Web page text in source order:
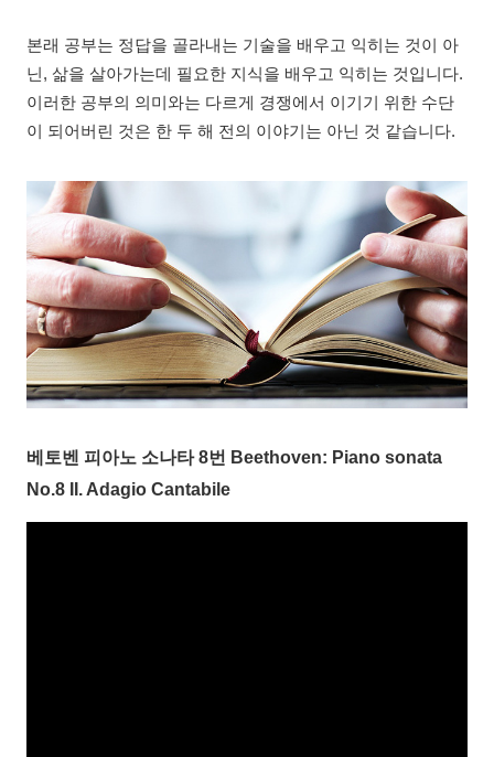
본래 공부는 정답을 골라내는 기술을 배우고 익히는 것이 아
닌, 삶을 살아가는데 필요한 지식을 배우고 익히는 것입니다.
이러한 공부의 의미와는 다르게 경쟁에서 이기기 위한 수단
이 되어버린 것은 한 두 해 전의 이야기는 아닌 것 같습니다.
베토벤 피아노 소나타 8번 Beethoven: Piano sonata
No.8 II. Adagio Cantabile